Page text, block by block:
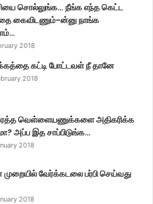
சொல்லுங்க… நீங்க எந்த கெட்ட
கைவிடணும்-ன்னு நாங்க
2018
கட்டி போட்டவள் நீ தானே
2018
வெள்ளையணுக்களை அதிகரிக்க
அப்ப இத சாப்பிடுங்க…
2018
முறையில் வேர்க்கடலை பர்பி செய்வது
2018